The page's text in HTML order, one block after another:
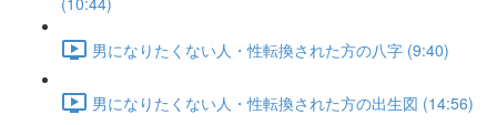
男になりたくない人・性転換された方の八字 (9:40)
男になりたくない人・性転換された方の出生図 (14:56)